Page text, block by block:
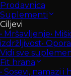
Prodavnica
Suplementi
Ciljevi
• Mršavljenje•
izdržljivost•
Vidi sve
Fit hrana
• Sosevi, namazi i